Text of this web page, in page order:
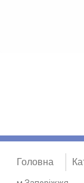
Головна